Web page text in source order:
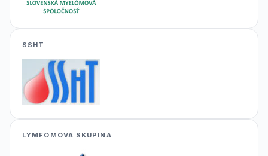
SSHT
LYMFOMOVA SKUPINA